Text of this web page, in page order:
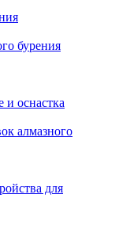
бурения
и оснастка
алмазного
для